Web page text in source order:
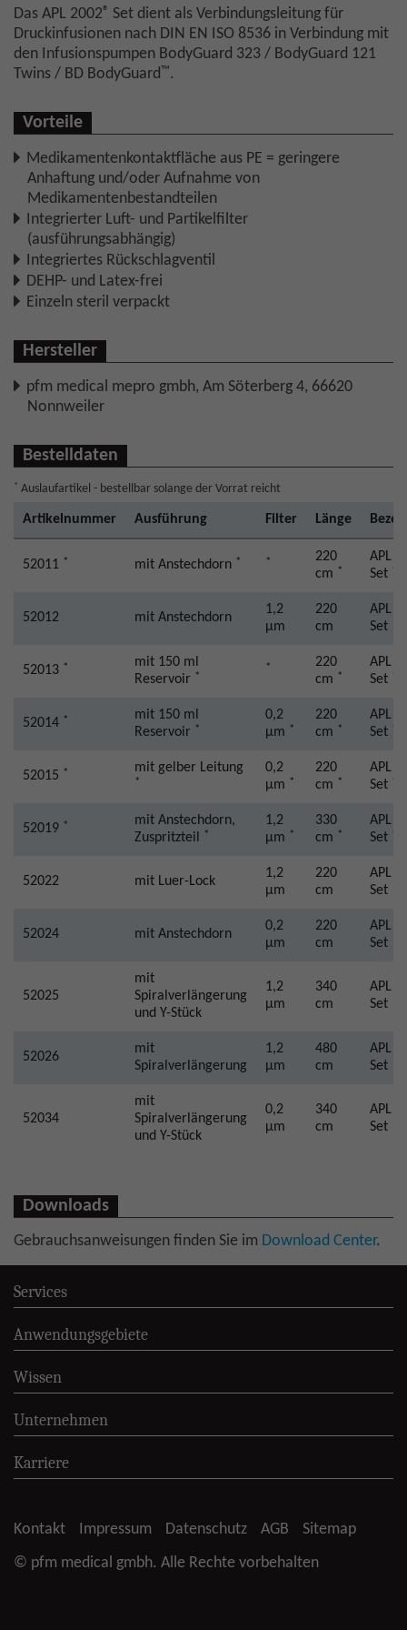
Das APL 2002® Set dient als Verbindungsleitung für
Druckinfusionen nach DIN EN ISO 8536 in Verbindung mit
den Infusionspumpen BodyGuard 323 / BodyGuard 121
Twins / BD BodyGuard™.
Vorteile
Medikamentenkontaktfläche aus PE = geringere
Anhaftung und/oder Aufnahme von
Medikamentenbestandteilen
Integrierter Luft- und Partikelfilter
(ausführungsabhängig)
Integriertes Rückschlagventil
DEHP- und Latex-frei
Einzeln steril verpackt
Hersteller
pfm medical mepro gmbh, Am Söterberg 4, 66620
Nonnweiler
Bestelldaten
* Auslaufartikel - bestellbar solange der Vorrat reicht
Artikelnummer Ausführung Filter Länge
52011 * mit Anstechdorn * *
220
cm *
APL
Set
52012 mit Anstechdorn
1,2
µm
220
cm
APL
Set
52013 *
mit 150 ml
Reservoir *
*
220
cm *
APL
Set
52014 *
mit 150 ml
Reservoir *
0,2
µm *
220
cm *
APL
Set
52015 * mit gelber Leitung
*
0,2
µm *
220
cm *
APL
Set
52019 *
mit Anstechdorn,
Zuspritzteil
*
1,2
µm *
330
cm *
APL
Set
52022 mit Luer-Lock
1,2
µm
220
cm
APL
Set
52024 mit Anstechdorn
0,2
µm
220
cm
APL
Set
52025
mit
Spiralverlängerung
und Y-Stück
1,2
µm
340
cm
APL
Set
52026
mit
Spiralverlängerung
1,2
µm
480
cm
APL
Set
52034
mit
Spiralverlängerung
und Y-Stück
0,2
µm
340
cm
APL
Set
Downloads
Gebrauchsanweisungen finden Sie im Download Center.
Services
Anwendungsgebiete
Wissen
Unternehmen
Karriere
Kontakt Impressum Datenschutz AGB
Sitemap
© pfm medical gmbh. Alle Rechte vorbehalten